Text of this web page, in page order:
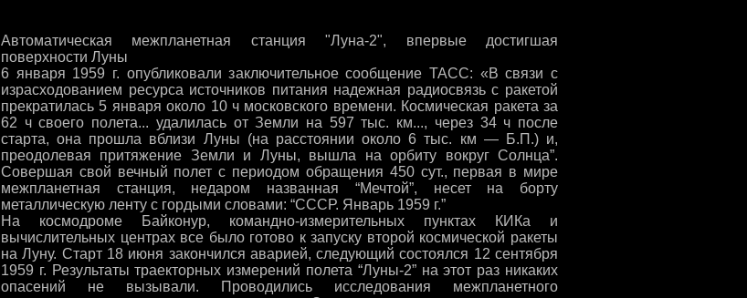
Автоматическая межпланетная станция "Луна-2", впервые достигшая
поверхности Луны
6 января 1959 г. опубликовали заключительное сообщение ТАСС: «В связи с
израсходованием ресурса источников питания надежная радиосвязь с ракетой
прекратилась 5 января около 10 ч московского времени. Космическая ракета за
62 ч своего полета... удалилась от Земли на 597 тыс. км..., через 34 ч после
старта, она прошла вблизи Луны (на расстоянии около 6 тыс. км — Б.П.) и,
преодолевая притяжение Земли и Луны, вышла на орбиту вокруг Солнца”.
Совершая свой вечный полет с периодом обращения 450 сут., первая в мире
межпланетная станция, недаром названная “Мечтой”, несет на борту
металлическую ленту с гордыми словами: “СССР. Январь 1959 г.”
На космодроме Байконур, командно-измерительных пунктах КИКа и
вычислительных центрах все было готово к запуску второй космической ракеты
на Луну. Старт 18 июня закончился аварией, следующий состоялся 12 сентября
1959 г. Результаты траекторных измерений полета “Луны-2” на этот раз никаких
опасений не вызывали. Проводились исследования межпланетного